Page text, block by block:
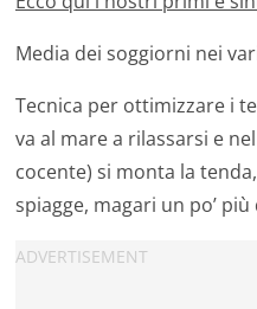
Media dei soggiorni nei
Tecnica per ottimizzare i
va al mare a rilassarsi e
cocente) si monta la
spiagge, magari un po’